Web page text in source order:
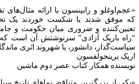
«عجم‌اوغلو و رابینسون با ارائه مثال‌های
که موفق شدند یا شکست خوردند یک
تعیین‌کننده و ضروری میان حکومت و
“راه باریک آزادی” سرنوشتش آن است
سیاست‌گذار، دانشور، یا شهروند اثری
اریک برینجولفسون
نویسنده همکار کتاب عصر دوم ماشین
«یکی از بزرگترین متناقض‌نماهای